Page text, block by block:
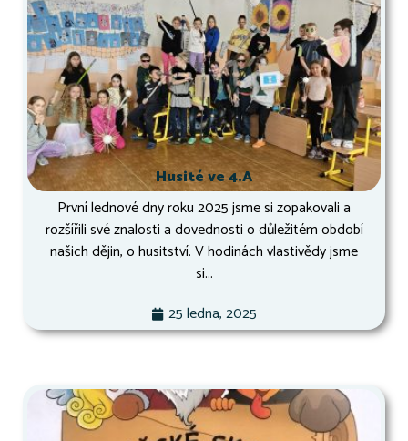
Husité ve 4.A
První lednové dny roku 2025 jsme si zopakovali a
rozšířili své znalosti a dovednosti o důležitém období
našich dějin, o husitství. V hodinách vlastivědy jsme
si...
25 ledna, 2025